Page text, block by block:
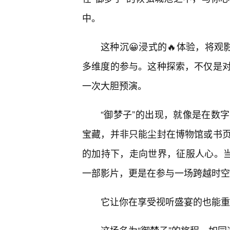
中。
这种沉😀浸式的🔥体验，将观
多维度的参与。这种探索，不仅是
一次大胆预演。
“御梦子”的出现，就像是在数
宝藏，并非只能尘封在博物馆或书
的加持下，走向世界，征服人心。
一部影片，更是在参与一场跨越时
它让你在享受视听盛宴的也能